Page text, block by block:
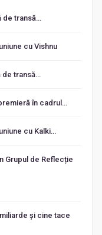
de transă…
cu Vishnu
de transă…
în cadrul…
cu Kalki…
Grupul de Reflecție
și cine tace